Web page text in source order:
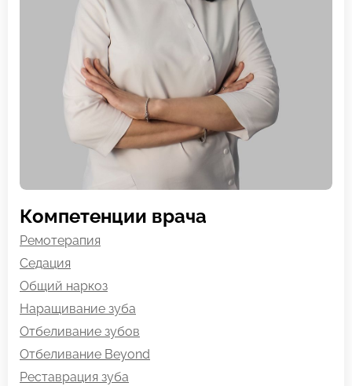
Компетенции врача
Ремотерапия
Седация
Общий наркоз
Наращивание зуба
Отбеливание зубов
Отбеливание Beyond
Реставрация зуба